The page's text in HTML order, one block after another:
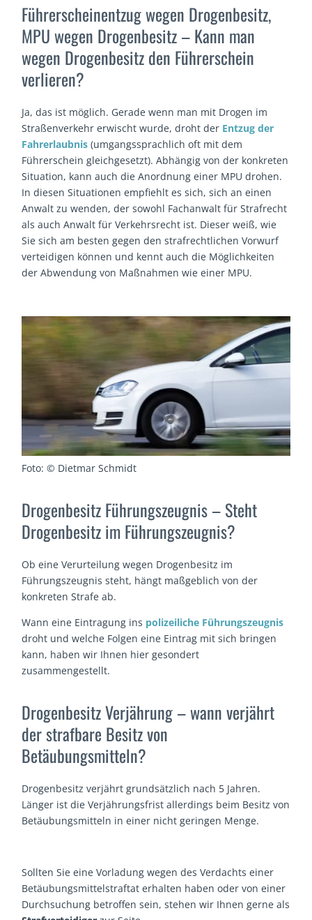
Führerscheinentzug wegen Drogenbesitz,
MPU wegen Drogenbesitz – Kann man
wegen Drogenbesitz den Führerschein
verlieren?
Ja, das ist möglich. Gerade wenn man mit Drogen im
Straßenverkehr erwischt wurde, droht der Entzug der
Fahrerlaubnis (umgangssprachlich oft mit dem
Führerschein gleichgesetzt). Abhängig von der konkreten
Situation, kann auch die Anordnung einer MPU drohen.
In diesen Situationen empfiehlt es sich, sich an einen
Anwalt zu wenden, der sowohl Fachanwalt für Strafrecht
als auch Anwalt für Verkehrsrecht ist. Dieser weiß, wie
Sie sich am besten gegen den strafrechtlichen Vorwurf
verteidigen können und kennt auch die Möglichkeiten
der Abwendung von Maßnahmen wie einer MPU.
Foto: © Dietmar Schmidt
Drogenbesitz Führungszeugnis – Steht
Drogenbesitz im Führungszeugnis?
Ob eine Verurteilung wegen Drogenbesitz im
Führungszeugnis steht, hängt maßgeblich von der
konkreten Strafe ab.
Wann eine Eintragung ins polizeiliche Führungszeugnis
droht und welche Folgen eine Eintrag mit sich bringen
kann, haben wir Ihnen hier gesondert
zusammengestellt.
Drogenbesitz Verjährung – wann verjährt
der strafbare Besitz von
Betäubungsmitteln?
Drogenbesitz verjährt grundsätzlich nach 5 Jahren.
Länger ist die Verjährungsfrist allerdings beim Besitz von
Betäubungsmitteln in einer nicht geringen Menge.
Sollten Sie eine Vorladung wegen des Verdachts einer
Betäubungsmittelstraftat erhalten haben oder von einer
Durchsuchung betroffen sein, stehen wir Ihnen gerne als